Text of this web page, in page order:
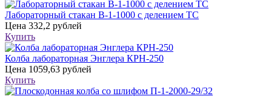
Лабораторный стакан В-1-1000 с делением ТС
Цена 332,2 рублей
Купить
Колба лабораторная Энглера КРН-250
Цена 1059,63 рублей
Купить